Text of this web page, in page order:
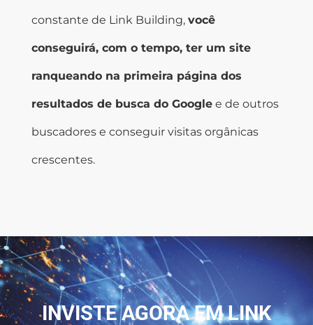
constante de Link Building, você
conseguirá, com o tempo, ter um site
ranqueando na primeira página dos
resultados de busca do Google e de outros
buscadores e conseguir visitas orgânicas
crescentes.
INVISTE AGORA EM LINK